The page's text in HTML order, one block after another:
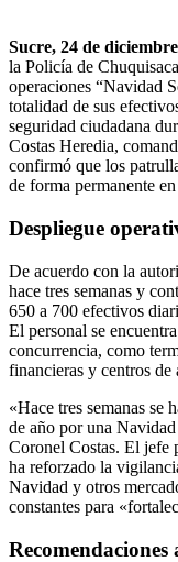
Sucre, 24 de
la Policía de
operaciones “Navidad
totalidad de sus
seguridad ciudadana
Costas Heredia,
confirmó que los
de forma permanente
Despliegue
De acuerdo con la
hace tres semanas y
650 a 700 efectivos
El personal se
concurrencia, como
financieras y centros de
«Hace tres semanas se
de año por una
Coronel Costas. El jefe
ha reforzado la
Navidad y otros
constantes para